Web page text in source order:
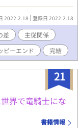
いてもらいました
2022.2.18 登録日 2022.2.18
差
主従関係
ピーエンド 完結
21
界で竜騎士にな
書籍情報